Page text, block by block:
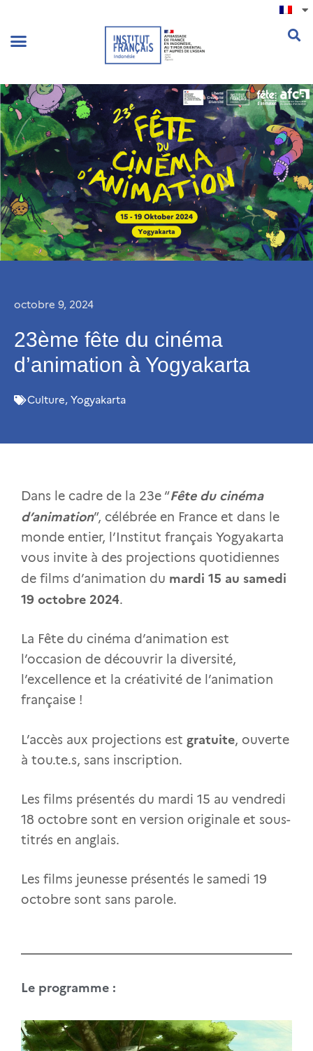
octobre 9, 2024
23ème fête du cinéma
d’animation à Yogyakarta
Culture, Yogyakarta
Dans le cadre de la 23e “Fête du cinéma
d’animation”, célébrée en France et dans le
monde entier, l’Institut français Yogyakarta
vous invite à des projections quotidiennes
de films d’animation du mardi 15 au samedi
19 octobre 2024.
La Fête du cinéma d’animation est
l’occasion de découvrir la diversité,
l’excellence et la créativité de l’animation
française !
L’accès aux projections est gratuite, ouverte
à tou.te.s, sans inscription.
Les films présentés du mardi 15 au vendredi
18 octobre sont en version originale et sous-
titrés en anglais.
Les films jeunesse présentés le samedi 19
octobre sont sans parole.
Le programme :